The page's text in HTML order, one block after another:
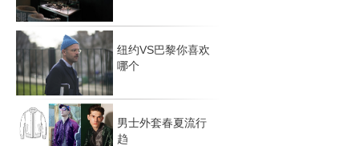
吧。这
纽约VS巴黎你喜欢
哪个
男士外套春夏流行
趋